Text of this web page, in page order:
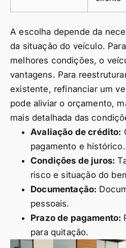
A escolha depende da
da situação do veículo.
melhores condições, o
vantagens. Para
existente, refinanciar um
pode aliviar o orçamento,
mais detalhada das
Avaliação de crédito:
pagamento e histórico.
Condições de juros:
risco e situação do
Documentação:
pessoais.
Prazo de pagamento:
para quitação.